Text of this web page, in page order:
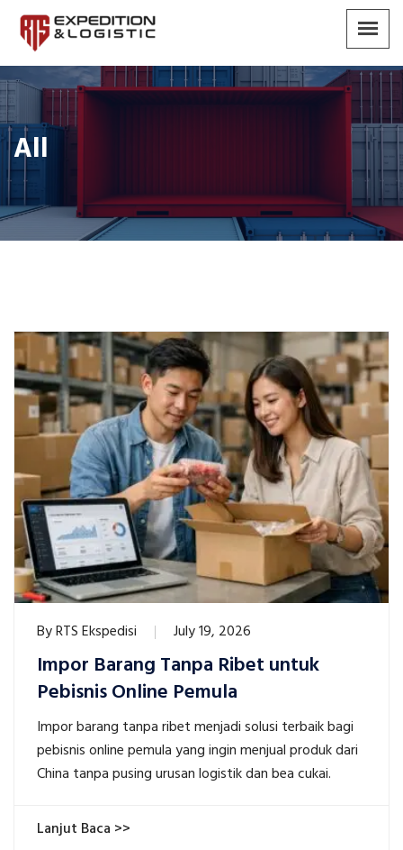
All
All
ByRTS Ekspedisi July 19, 2026
Impor Barang Tanpa Ribet untuk
Pebisnis Online Pemula
Impor barang tanpa ribet menjadi solusi terbaik bagi
pebisnis online pemula yang ingin menjual produk dari
China tanpa pusing urusan logistik dan bea cukai.
Lanjut Baca >>